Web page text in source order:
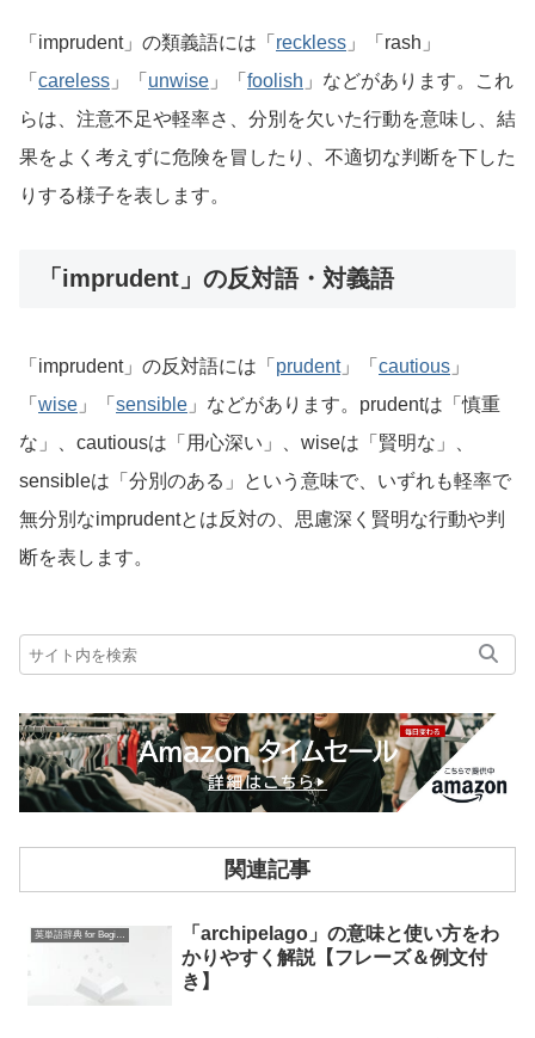
「imprudent」の類義語には「 reckless 」「rash」
「 careless 」「 unwise 」「 foolish 」などがあります。これ
らは、注意不足や軽率さ、分別を欠いた行動を意味し、結
果をよく考えずに危険を冒したり、不適切な判断を下した
りする様子を表します。
「imprudent」の反対語・対義語
「imprudent」の反対語には「 prudent」「 cautious 」
「 wise 」「 sensible 」などがあります。prudentは「慎重
な」、cautiousは「用心深い」、wiseは「賢明な」、
sensibleは「分別のある」という意味で、いずれも軽率で
無分別なimprudentとは反対の、思慮深く賢明な行動や判
断を表します。
関連記事
英単語辞典 for Beginners
「archipelago」の意味と使い方をわ
かりやすく解説【フレーズ＆例文付
き】